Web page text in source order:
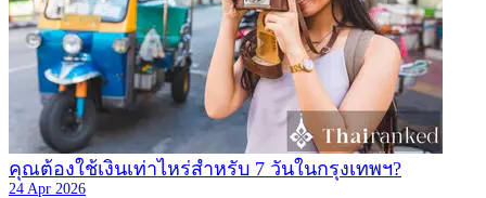
คุณต้องใช้เงินเท่าไหร่สำหรับ 7 วันในกรุงเทพฯ?
24 Apr 2026